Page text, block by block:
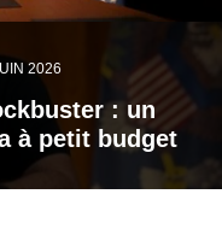
2026
: un
à petit budget